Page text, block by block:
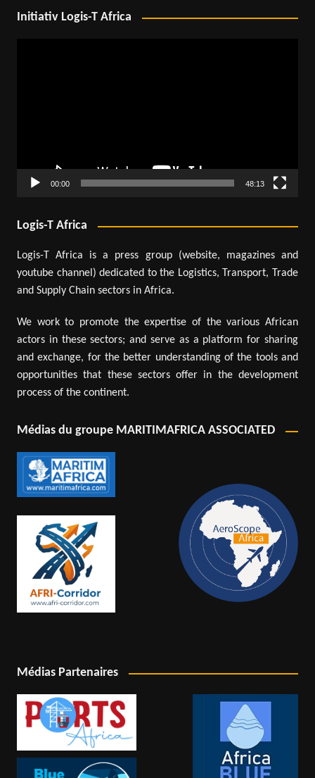
Initiativ Logis-T Africa
00:00 48:13
Logis-T Africa
Logis-T Africa is a press group (website, magazines and
youtube channel) dedicated to the Logistics, Transport, Trade
and Supply Chain sectors in Africa.
We work to promote the expertise of the various African
actors in these sectors; and serve as a platform for sharing
and exchange, for the better understanding of the tools and
opportunities that these sectors offer in the development
process of the continent.
Médias du groupe MARITIMAFRICA ASSOCIATED
Médias Partenaires